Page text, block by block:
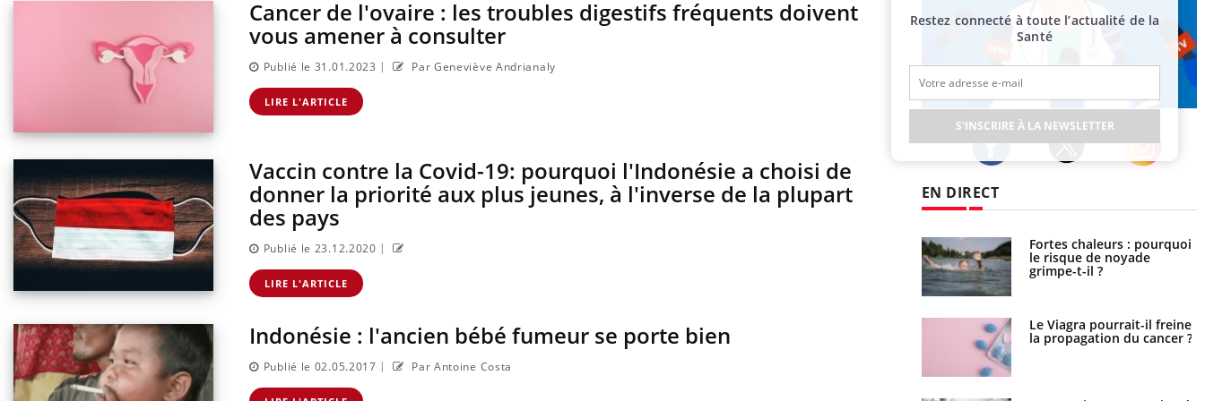
Cancer de l'ovaire : les troubles digestifs fréquents doivent
vous amener à consulter
Publié le 31.01.2023 | Par Geneviève Andrianaly
LIRE L'ARTICLE
Vaccin contre la Covid-19: pourquoi l'Indonésie a choisi de
donner la priorité aux plus jeunes, à l'inverse de la plupart
des pays
Publié le 23.12.2020 |
LIRE L'ARTICLE
Indonésie : l'ancien bébé fumeur se porte bien
Publié le 02.05.2017 | Par Antoine Costa
EN DIRECT
Comment oublier les
écrans en vacances ?
Toujours connectés :
comment le travail
empiète de plus en plus
sur nos soirées
Les médicaments GLP-1
protègent-ils aussi les os ?
Fortes chaleurs : pourquoi
le risque de noyade
grimpe-t-il ?
Le Viagra pourrait-il freiner
la propagation du cancer ?
Restez connecté à toute l’actualité de la
Santé
S'INSCRIRE À LA NEWSLETTER